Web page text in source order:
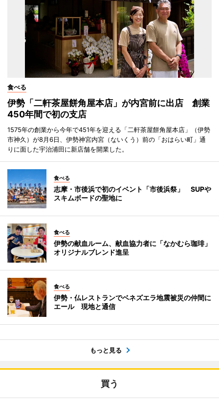
食べる
伊勢「二軒茶屋餅角屋本店」が内宮前に出店 創業
450年間で初の支店
1575年の創業から今年で451年を迎える「二軒茶屋餅角屋本店」（伊勢
市神久）が8月6日、伊勢神宮内宮（ないくう）前の「おはらい町」通
りに面した宇治浦田に新店舗を開業した。
食べる
志摩・市後浜で初のイベント「市後浜祭」 SUPや
スキムボードの聖地に
食べる
伊勢の献血ルーム、献血協力者に「なかむら珈琲」
オリジナルブレンド進呈
食べる
伊勢・仏レストランでベネズエラ地震被災の仲間に
エール 現地と通信
もっと見る
買う